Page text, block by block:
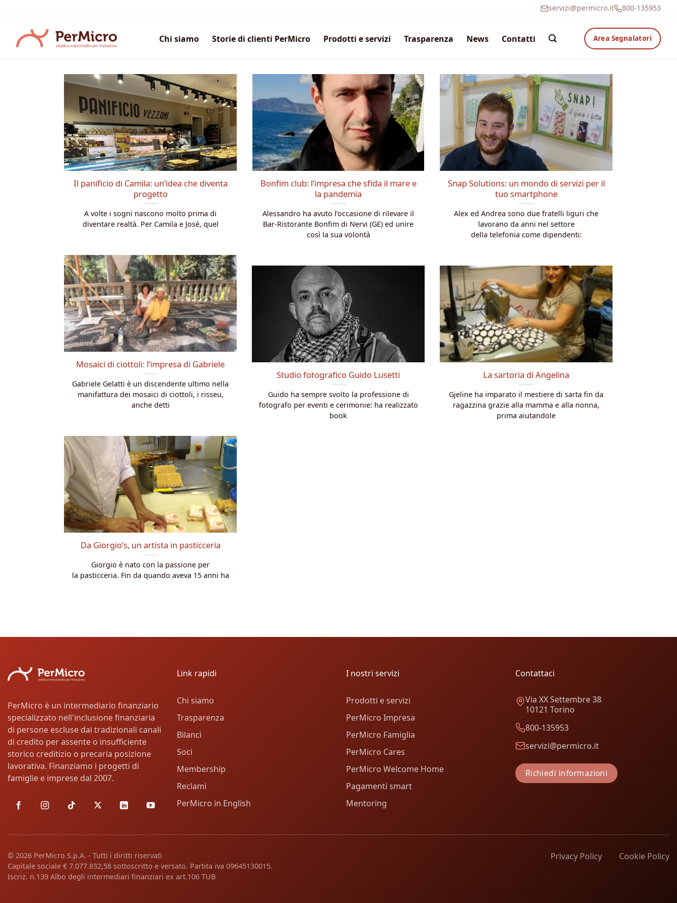
contenuti
servizi@permicro.it 800-135953
Chi siamo Storie di clienti PerMicro Prodotti e servizi Trasparenza News Contatti Area Segnalatori
Il panificio di Camila: un’idea che diventa
progetto
A volte i sogni nascono molto prima di
diventare realtà. Per Camila e José, quel
Bonfim club: l’impresa che sfida il mare e
la pandemia
Alessandro ha avuto l’occasione di rilevare il
Bar-Ristorante Bonfim di Nervi (GE) ed unire
così la sua volontà
Snap Solutions: un mondo di servizi per il
tuo smartphone
Alex ed Andrea sono due fratelli liguri che
lavorano da anni nel settore
della telefonia come dipendenti:
Mosaici di ciottoli: l’impresa di Gabriele
Gabriele Gelatti è un discendente ultimo nella
manifattura dei mosaici di ciottoli, i risseu,
anche detti
Studio fotografico Guido Lusetti
Guido ha sempre svolto la professione di
fotografo per eventi e cerimonie: ha realizzato
book
La sartoria di Angelina
Gjeline ha imparato il mestiere di sarta fin da
ragazzina grazie alla mamma e alla nonna,
prima aiutandole
Da Giorgio’s, un artista in pasticceria
Giorgio è nato con la passione per
la pasticceria. Fin da quando aveva 15 anni ha
PerMicro è un intermediario finanziario
specializzato nell'inclusione finanziaria
di persone escluse dai tradizionali canali
di credito per assente o insufficiente
storico creditizio o precaria posizione
lavorativa. Finanziamo i progetti di
famiglie e imprese dal 2007.
Link rapidi
Chi siamo
Trasparenza
Bilanci
Soci
Membership
Reclami
PerMicro in English
I nostri servizi
Prodotti e servizi
PerMicro Impresa
PerMicro Famiglia
PerMicro Cares
PerMicro Welcome Home
Pagamenti smart
Mentoring
Contattaci
Via XX Settembre 38
10121 Torino
800-135953
servizi@permicro.it
Richiedi informazioni
© 2026 PerMicro S.p.A. - Tutti i diritti riservati
Capitale sociale € 7.077.832,58 sottoscritto e versato. Partita iva 09645130015.
Iscriz. n.139 Albo degli intermediari finanziari ex art.106 TUB
Privacy Policy Cookie Policy